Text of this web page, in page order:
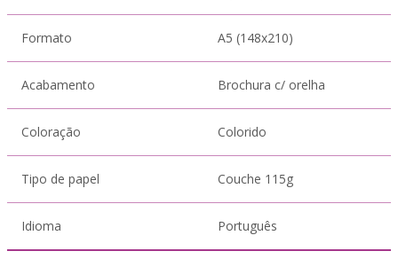
Formato A5 (148x210)
Acabamento Brochura c/ orelha
Coloração Colorido
Tipo de papel Couche 115g
Idioma Português